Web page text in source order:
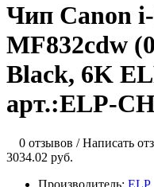
Чип Canon
MF832cdw
Black, 6K
арт.:ELP-
0 отзывов /Написать
3034.02 руб.
Производитель: ELP